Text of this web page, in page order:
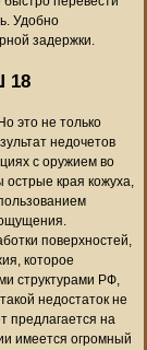
Удобно
задержки.
18
это не только
недочетов
с оружием во
края кожуха,
поверхностей,
которое
структурами РФ,
недостаток не
предлагается на
имеется огромный